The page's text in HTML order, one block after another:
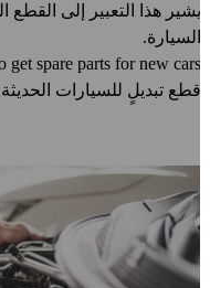
يشير هذا التعبير إلى القطع
السيارة.
قطع تبديلٍ للسيارات الحديثة.